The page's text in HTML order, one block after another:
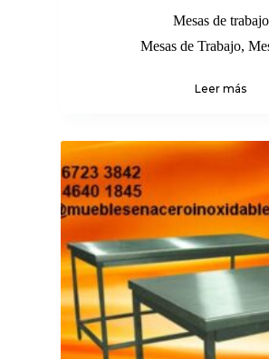
Mesas de trabajo
Mesas de Trabajo,
Leer más